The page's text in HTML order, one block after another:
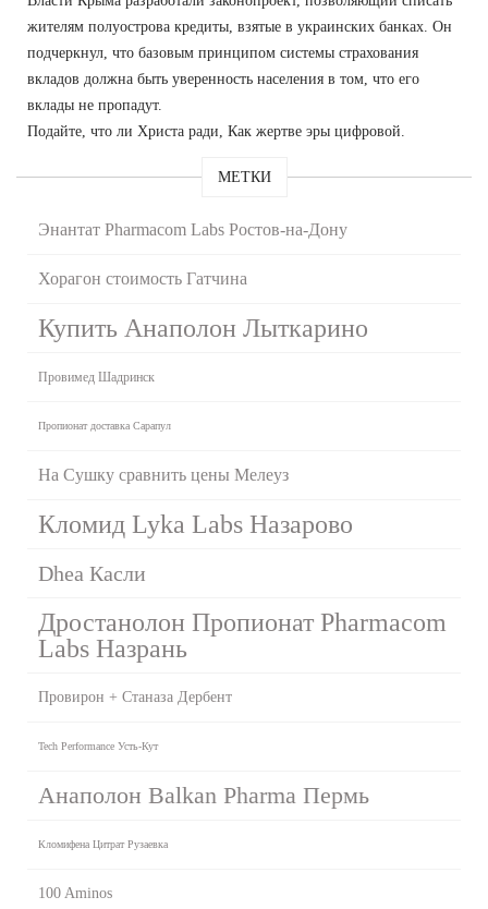
жителям полуострова кредиты, взятые в украинских банках. Он
подчеркнул, что базовым принципом системы страхования
вкладов должна быть уверенность населения в том, что его
вклады не пропадут.
Подайте, что ли Христа ради, Как жертве эры цифровой.
МЕТКИ
Энантат Pharmacom Labs Ростов-на-Дону
Хорагон стоимость Гатчина
Купить Анаполон Лыткарино
Провимед Шадринск
Пропионат доставка Сарапул
На Сушку сравнить цены Мелеуз
Кломид Lyka Labs Назарово
Dhea Касли
Дростанолон Пропионат Pharmacom
Labs Назрань
Провирон + Станаза Дербент
Tech Performance Усть-Кут
Анаполон Balkan Pharma Пермь
Кломифена Цитрат Рузаевка
100 Aminos